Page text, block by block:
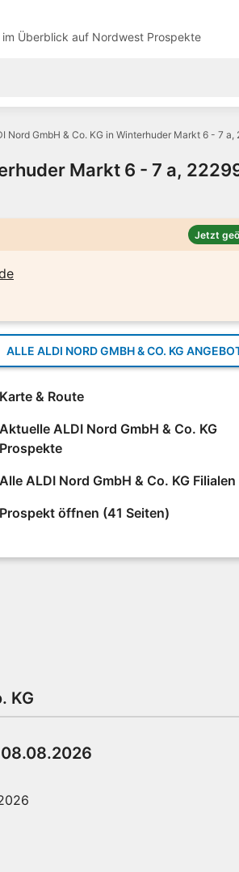
Überblick auf Nordwest Prospekte
Nord GmbH & Co. KG in Winterhuder Markt 6 - 7
Markt 6 - 7 a,
Jetzt
ALLE ALDI NORD GMBH & CO. KG
Karte & Route
Aktuelle ALDI Nord GmbH & Co. KG
Prospekte
Alle ALDI Nord GmbH & Co. KG Filialen
Prospekt öffnen (41 Seiten)
KG